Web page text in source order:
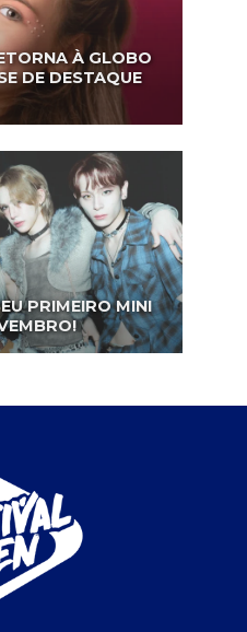
À GLOBO
DE DESTAQUE
PRIMEIRO MINI